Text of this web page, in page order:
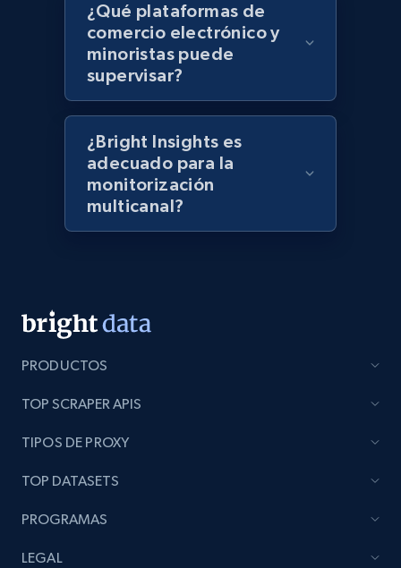
Lazada - Products - Discover products by
category URL or brand URL
URL, Title, Rating, Reviews, Initial price, Final
price, Currency, Stock, and more.
992+ 165+ Comenzar ahora
Lazada - Products - Discover products by
URL, Title, Rating, Reviews, Initial price, Final
¿Qué plataformas de
comercio electrónico y
minoristas puede
supervisar?
¿Bright Insights es
adecuado para la
monitorización
multicanal?
PRODUCTOS
TOP SCRAPER APIS
TIPOS DE PROXY
TOP DATASETS
PROGRAMAS
LEGAL